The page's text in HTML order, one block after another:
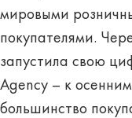
мировыми
покупателями.
запустила свою
Agency – к
большинство